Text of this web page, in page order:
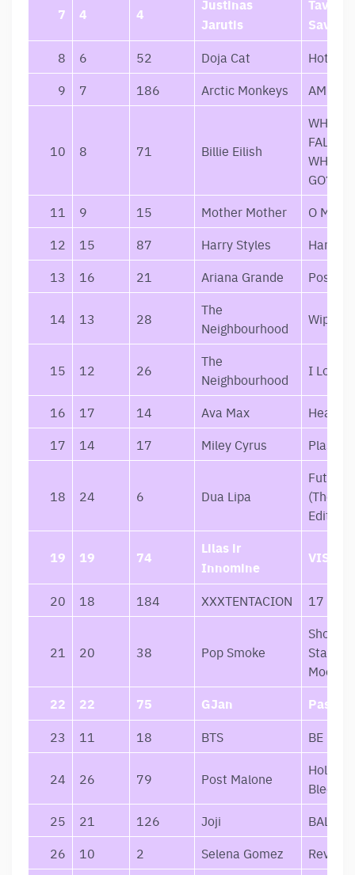
7 4 4
Justinas
Jarutis
Tavęs
Savęs
8 6 52 Doja Cat
Hot
9
7 186 Arctic Monkeys AM
10 8 71 Billie Eilish
WHEN
FALL
WHERE
GO?
11
9 15 Mother Mother
O My
12
15 87 Harry Styles
Harry
13
16 21 Ariana Grande
14 13 28
The
Neighbourhood
Wiped
15 12 26
The
Neighbourhood
I Love
16 17 14 Ava Max
17
14 17 Miley Cyrus Plastic
18 24 6 Dua Lipa
Future
(The
Edition)
19 19 74
Lilas ir
Innomine
VISKAS
20 18 184 XXXTENTACION 17
21 20 38 Pop Smoke
Shoot
Stars
Moon
22 22 75 GJan
23 11 18 BTS BE
24 26 79 Post Malone
25
21 126 Joji
26
10 2 Selena Gomez